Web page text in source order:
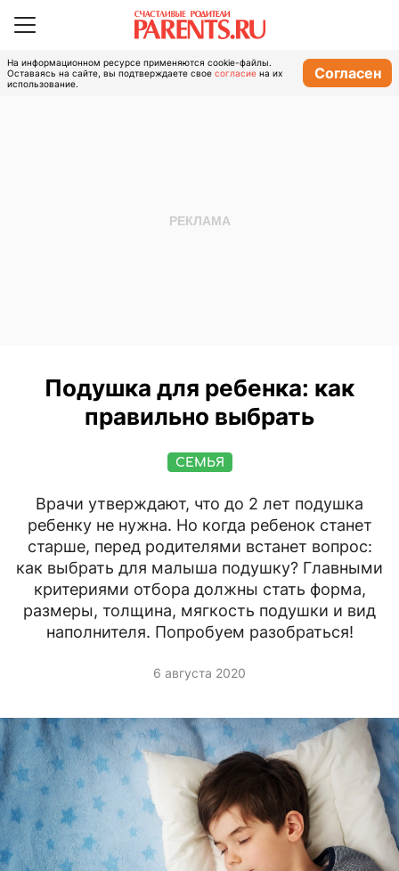
На информационном ресурсе применяются cookie-файлы.
Оставаясь на сайте, вы подтверждаете свое согласие на их
использование.
Согласен
Подушка для ребенка: как
правильно выбрать
СЕМЬЯ
Врачи утверждают, что до 2 лет подушка
ребенку не нужна. Но когда ребенок станет
старше, перед родителями встанет вопрос:
как выбрать для малыша подушку? Главными
критериями отбора должны стать форма,
размеры, толщина, мягкость подушки и вид
наполнителя. Попробуем разобраться!
6 августа 2020